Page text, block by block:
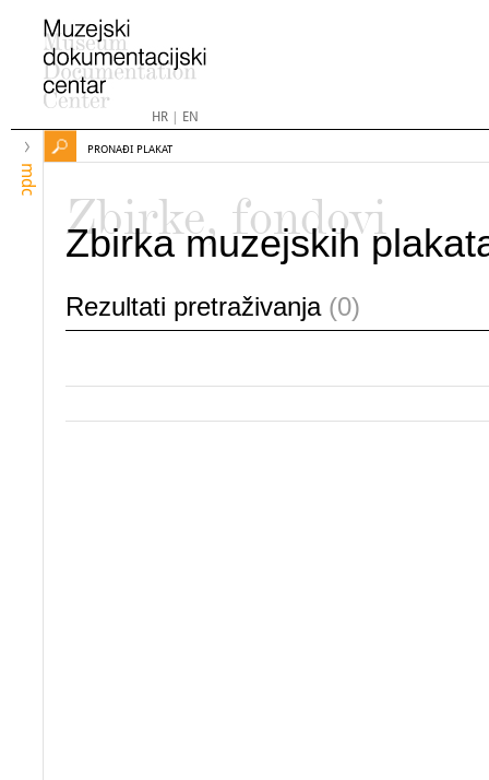
HR| EN
mdc
PRONAĐI PLAKAT
Zbirke, fondovi
Zbirka muzejskih
Rezultati pretraživanja (0)